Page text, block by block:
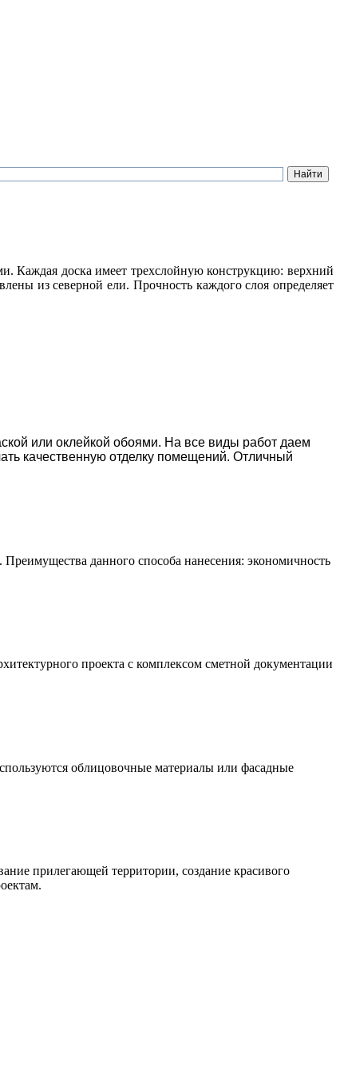
Каждая доска имеет трехслойную конструкцию: верхний
из северной ели. Прочность каждого слоя определяет
или оклейкой обоями. На все виды работ даем
качественную отделку помещений. Отличный
данного способа нанесения: экономичность
проекта с комплексом сметной документации
облицовочные материалы или фасадные
прилегающей территории, создание красивого